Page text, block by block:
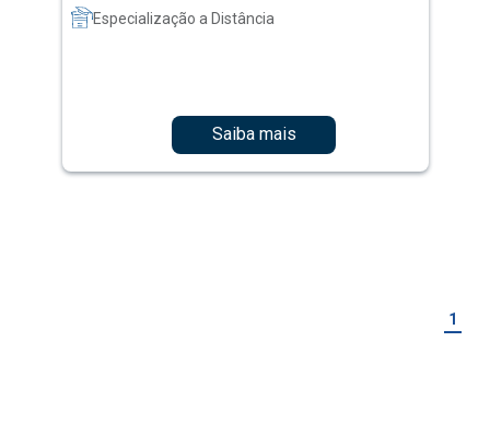
Especialização a Distância
Saiba mais
1